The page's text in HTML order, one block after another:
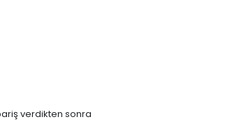
verdikten sonra